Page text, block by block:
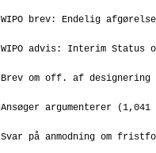
WIPO brev: Endelig
WIPO advis: Interim Status
Brev om off. af designering
Ansøger argumenterer (1,041
Svar på anmodning om